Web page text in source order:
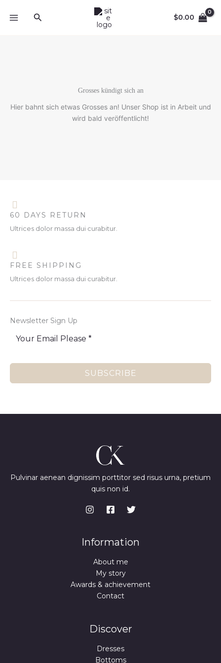
Inhalt
Suche $0.00
Grosses kündigt sich an
Hier bahnt sich etwas Grosses an! Unser Shop ist in Arbeit und
wird bald veröffentlicht!
60 DAYS RETURN
Ultrices dolor massa dui curabitur.
FREE SHIPPING
Ultrices dolor massa dui curabitur.
Newsletter Sign Up
SUBSCRIBE
Pulvinar aenean dignissim porttitor sed risus urna, pretium
quis non id.
Information
About me
My story
Awards & achievement
Contact
Discover
Dresses
Bottoms